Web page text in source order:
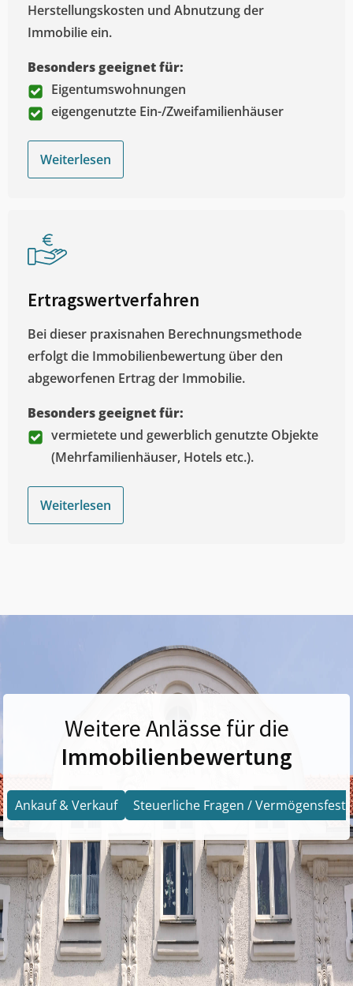
Herstellungskosten und Abnutzung der
Immobilie ein.
Besonders geeignet für:
Eigentumswohnungen
eigengenutzte Ein-/Zweifamilienhäuser
Weiterlesen
Ertragswertverfahren
Bei dieser praxisnahen Berechnungsmethode
erfolgt die Immobilienbewertung über den
abgeworfenen Ertrag der Immobilie.
Besonders geeignet für:
vermietete und gewerblich genutzte Objekte
(Mehrfamilienhäuser, Hotels etc.).
Weiterlesen
Weitere Anlässe für die
Immobilienbewertung
Ankauf & Verkauf Steuerliche Fragen /